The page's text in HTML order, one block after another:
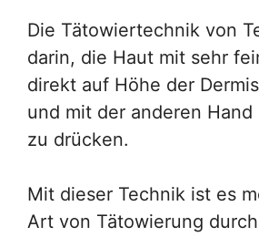
Die Tätowiertechnik von
darin, die Haut mit sehr
direkt auf Höhe der
und mit der anderen
zu drücken.
Mit dieser Technik ist es
Art von Tätowierung